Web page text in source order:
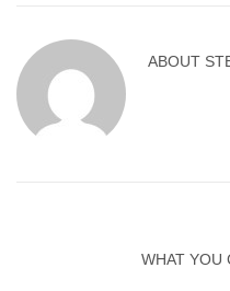
ABOUT
WHAT YOU